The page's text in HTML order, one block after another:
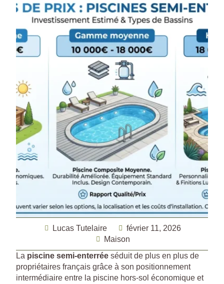
Lucas Tutelaire
février 11, 2026
Maison
La piscine semi-enterrée séduit de plus en plus de
propriétaires français grâce à son positionnement
intermédiaire entre la piscine hors-sol économique et